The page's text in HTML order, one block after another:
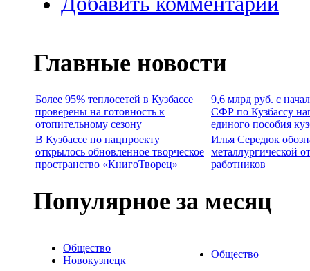
Главные новости
Более 95% теплосетей в Кузбассе
проверены на готовность к
отопительному сезону
9,6 млрд руб. с
СФР по Кузбассу
единого пособия
В Кузбассе по нацпроекту
открылось обновленное творческое
пространство «КнигоТворец»
Илья Середюк
металлургической
работников
Популярное за месяц
Общество
Новокузнецк
Общество